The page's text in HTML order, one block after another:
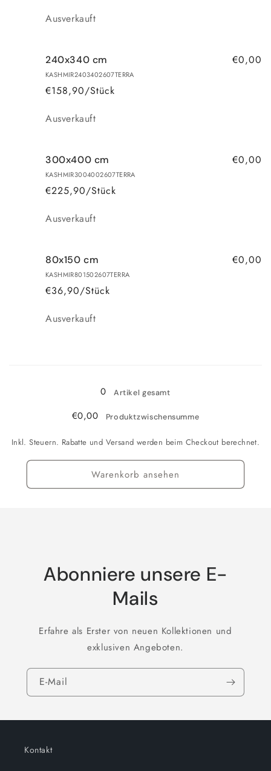
Anzahl
Ausverkauft
240x340 cm
KASHMIR2403402607TERRA
€158,90/Stück
€0,00
Anzahl
Ausverkauft
300x400 cm
KASHMIR3004002607TERRA
€225,90/Stück
€0,00
Anzahl
Ausverkauft
80x150 cm
KASHMIR801502607TERRA
€36,90/Stück
€0,00
Anzahl
Ausverkauft
0
Artikel gesamt
€0,00 Produktzwischensumme
Inkl. Steuern. Rabatte und Versand werden beim Checkout berechnet.
Warenkorb ansehen
Abonniere unsere E-
Mails
Erfahre als Erster von neuen Kollektionen und
exklusiven Angeboten.
E-Mail
Kontakt